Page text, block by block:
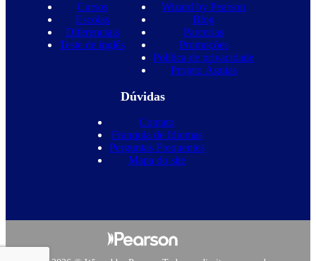
Cursos
Escolas
Diferenciais
Teste de inglês
Wizard by Pearson
Blog
Parcerias
Promoções
Política de privacidade
Projeto Águias
Dúvidas
Contato
Franquia de Idiomas
Perguntas Frequentes
Mapa do site